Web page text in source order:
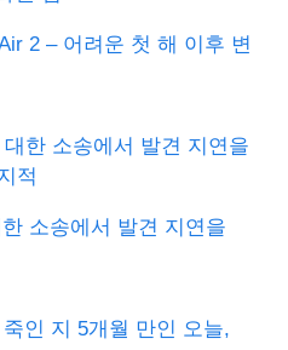
2 – 어려운 첫 해 이후 변
소송에서 발견 지연을